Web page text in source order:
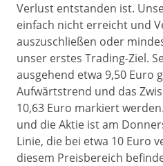
Verlust entstanden ist.
einfach nicht erreicht und
auszuschließen oder
unser erstes Trading-Ziel.
ausgehend etwa 9,50 Euro
Aufwärtstrend und das
10,63 Euro markiert
und die Aktie ist am
Linie, die bei etwa 10 Euro
diesem Preisbereich